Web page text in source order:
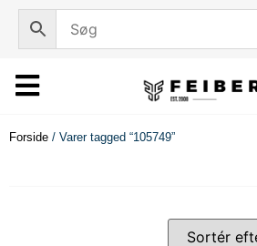
Forside / Varer tagged “105749”